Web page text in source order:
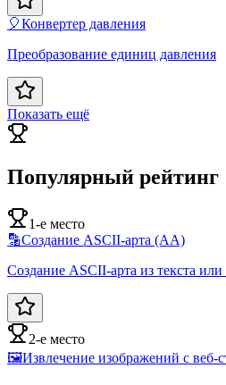
🎈Конвертер давления
Преобразование единиц давления
Показать ещё
Популярный рейтинг
1-е место
🔡Создание ASCII-арта (AA)
Создание ASCII-арта из текста
2-е место
🖼️Извлечение изображений с веб-